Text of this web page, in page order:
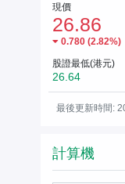
現價
26.86
0.780(2.82%)
股證最低(港元)
26.64
最後更新時間:
計算機